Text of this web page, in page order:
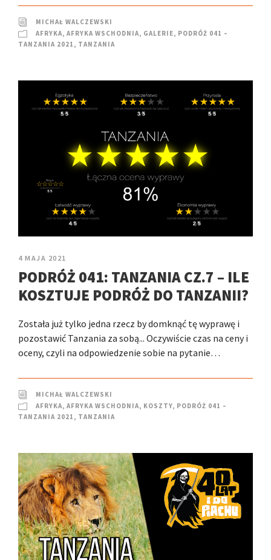
MICHAŁ WALCZEWSKI
AFRYKA, AFRYKA WSCHODNIA, GALERIE, PODRÓŻ 041 –
TANZANIA 2021 , TANZANIA
4 MAJA 2021
PODRÓŻ 041: TANZANIA CZ.7 – ILE
KOSZTUJE PODRÓŻ DO TANZANII?
Została już tylko jedna rzecz by domknąć tę wyprawę i
pozostawić Tanzania za sobą... Oczywiście czas na ceny i
oceny, czyli na odpowiedzenie sobie na pytanie…
MICHAŁ WALCZEWSKI
AFRYKA, AFRYKA WSCHODNIA, KOSZTY, PODRÓŻ 041 –
TANZANIA 2021 , TANZANIA